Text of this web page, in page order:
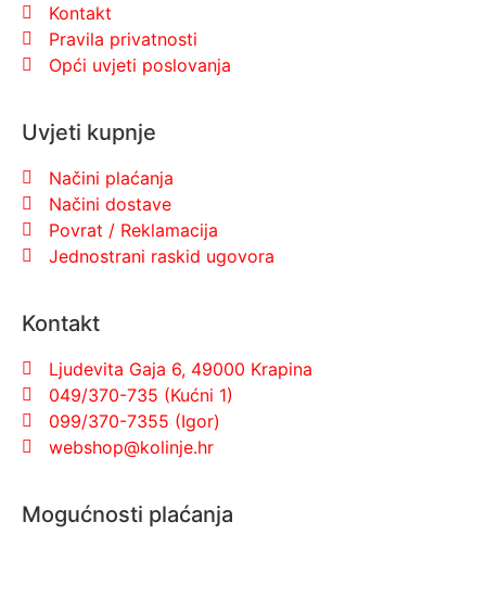
Kontakt
Pravila privatnosti
Opći uvjeti poslovanja
Uvjeti kupnje
Načini plaćanja
Načini dostave
Povrat / Reklamacija
Jednostrani raskid ugovora
Kontakt
Ljudevita Gaja 6, 49000 Krapina
049/370-735 (Kućni 1)
099/370-7355 (Igor)
webshop@kolinje.hr
Mogućnosti plaćanja